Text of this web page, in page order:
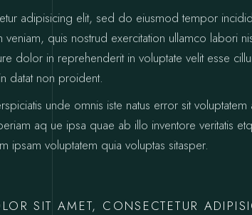
adipisicing elit, sed do eiusmod tempor
quis nostrud exercitation ullamco labori
dolor in reprehenderit in voluptate velit esse
datat non proident.
unde omnis iste natus error sit voluptatem
aq ue ipsa quae ab illo inventore veritatis
ipsam voluptatem quia voluptas sitasper.
SIT AMET, CONSECTETUR